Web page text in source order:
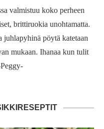
valmistuu koko perheen
brittiruokia unohtamatta.
juhlapyhinä pöytä katetaan
mukaan. Ihanaa kun tulit